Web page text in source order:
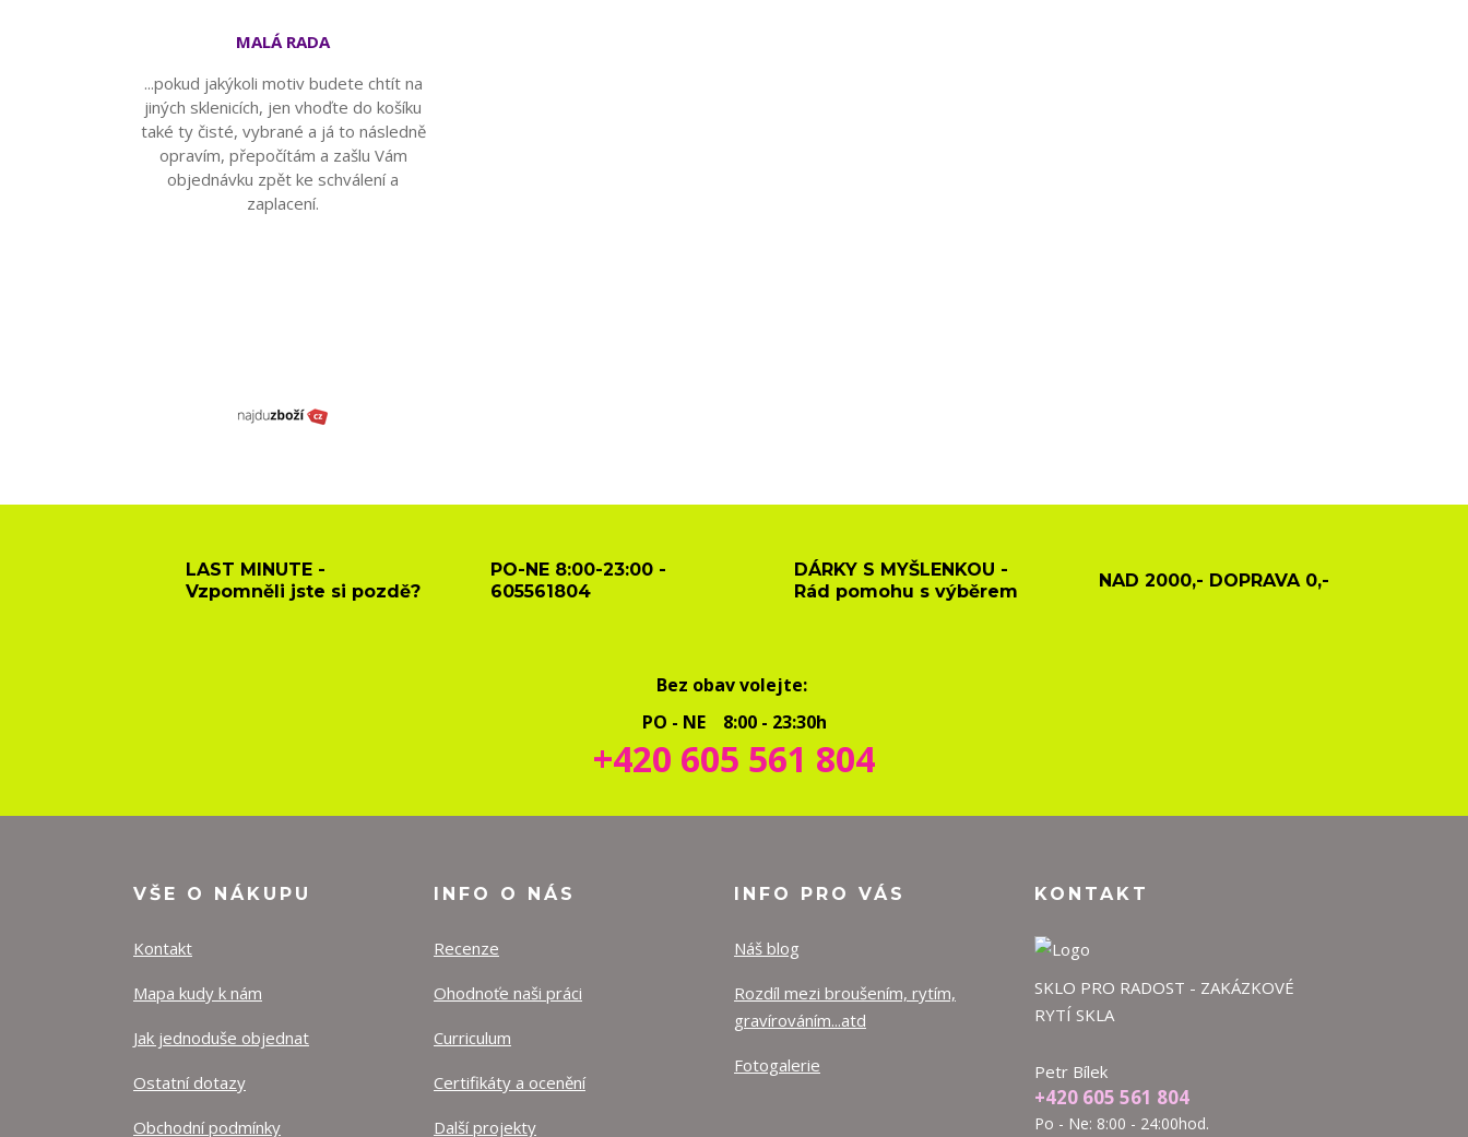
MALÁ RADA
...pokud jakýkoli motiv budete chtít na
jiných sklenicích, jen vhoďte do košíku
také ty čisté, vybrané a já to následně
opravím, přepočítám a zašlu Vám
objednávku zpět ke schválení a
zaplacení.
LAST MINUTE -
Vzpomněli jste si pozdě?
PO-NE 8:00-23:00 -
605561804
DÁRKY S MYŠLENKOU -
Rád pomohu s výběrem
NAD 2000,- DOPRAVA 0,-
Bez obav volejte:
PO - NE 8:00 - 23:30h
+420 605 561 804
VŠE O NÁKUPU
Kontakt
Mapa kudy k nám
Jak jednoduše objednat
Ostatní dotazy
Obchodní podmínky
INFO O NÁS
Recenze
Ohodnoťe naši práci
Curriculum
Certifikáty a ocenění
Další projekty
INFO PRO VÁS
Náš blog
Rozdíl mezi broušením, rytím,
gravírováním...atd
Fotogalerie
KONTAKT
SKLO PRO RADOST - ZAKÁZKOVÉ
RYTÍ SKLA
Petr Bílek
+420 605 561 804
Po - Ne: 8:00 - 24:00hod.